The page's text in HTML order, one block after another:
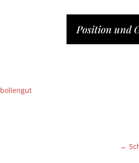
Position und
bollengut
←